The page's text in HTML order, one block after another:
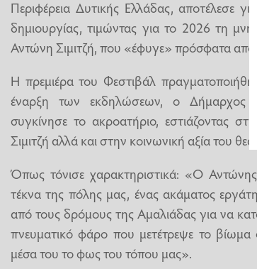
Περιφέρεια Δυτικής Ελλάδας, αποτέλεσε
δημιουργίας, τιμώντας για το 2026 τη
Αντώνη Σιμιτζή, που «έφυγε» πρόσφατα από
Η πρεμιέρα του Φεστιβάλ
έναρξη των εκδηλώσεων, ο Δήμαρχος
συγκίνησε το ακροατήριο, εστιάζοντας
Σιμιτζή αλλά και στην κοινωνική αξία του
Όπως τόνισε χαρακτηριστικά: «Ο
τέκνα της πόλης μας, ένας ακάματος
από τους δρόμους της Αμαλιάδας για να
πνευματικό φάρο που μετέτρεψε το
μέσα του το φως του τόπου μας».